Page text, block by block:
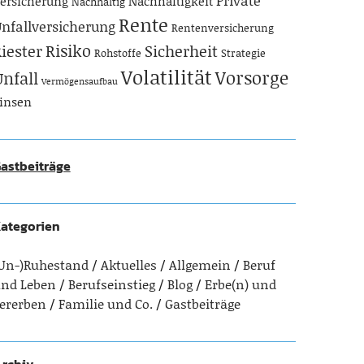
Rente Rentenversicherung
Risiko Rohstoffe Sicherheit Strategie
Vermögensaufbau VolatilitätVorsorge
)Ruhestand Aktuelles Allgemein
Beruf
Leben
Berufseinstieg Blog
Erbe(n) und
Familie und Co. Gastbeiträge